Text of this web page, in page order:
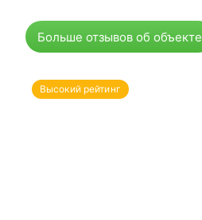
Больше отзывов об объекте
Высокий рейтинг